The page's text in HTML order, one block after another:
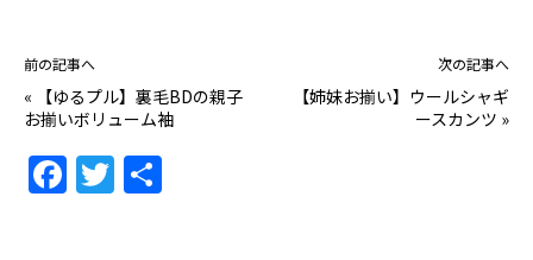
前の記事へ
«
【ゆるプル】裏毛BDの親子
お揃いボリューム袖
次の記事へ
【姉妹お揃い】ウールシャギ
ースカンツ »
F T